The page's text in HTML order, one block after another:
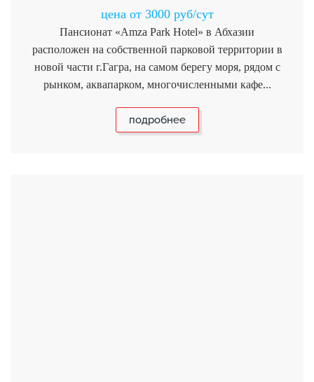
цена от 3000 руб/сут
Пансионат «Amza Park Hotel» в Абхазии
расположен на собственной парковой территории в
новой части г.Гагра, на самом берегу моря, рядом с
рынком, аквапарком, многочисленными кафе...
подробнее